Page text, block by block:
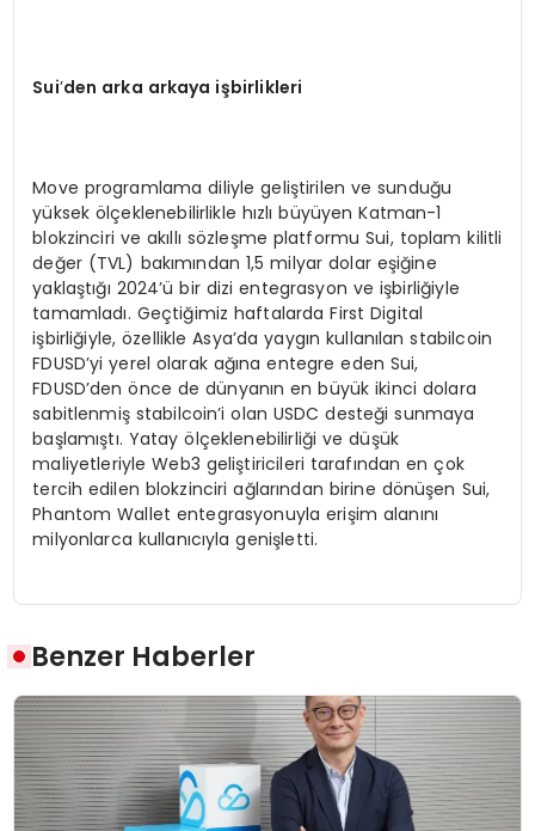
Sui’den arka arkaya işbirlikleri
Move programlama diliyle geliştirilen ve sunduğu
yüksek ölçeklenebilirlikle hızlı büyüyen Katman-1
blokzinciri ve akıllı sözleşme platformu Sui, toplam kilitli
değer (TVL) bakımından 1,5 milyar dolar eşiğine
yaklaştığı 2024’ü bir dizi entegrasyon ve işbirliğiyle
tamamladı. Geçtiğimiz haftalarda First Digital
işbirliğiyle, özellikle Asya’da yaygın kullanılan stabilcoin
FDUSD’yi yerel olarak ağına entegre eden Sui,
FDUSD’den önce de dünyanın en büyük ikinci dolara
sabitlenmiş stabilcoin’i olan USDC desteği sunmaya
başlamıştı. Yatay ölçeklenebilirliği ve düşük
maliyetleriyle Web3 geliştiricileri tarafından en çok
tercih edilen blokzinciri ağlarından birine dönüşen Sui,
Phantom Wallet entegrasyonuyla erişim alanını
milyonlarca kullanıcıyla genişletti.
Benzer Haberler